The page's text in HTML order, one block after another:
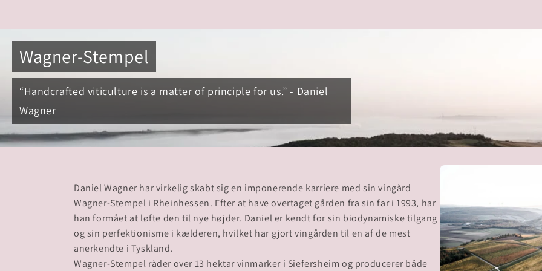
Wagner-Stempel
“Handcrafted viticulture is a matter of principle for us.” - Daniel
Wagner
Daniel Wagner har virkelig skabt sig en imponerende karriere med sin vingård
Wagner-Stempel i Rheinhessen. Efter at have overtaget gården fra sin far i 1993, har
han formået at løfte den til nye højder. Daniel er kendt for sin biodynamiske tilgang
og sin perfektionisme i kælderen, hvilket har gjort vingården til en af de mest
anerkendte i Tyskland.
Wagner-Stempel råder over 13 hektar vinmarker i Siefersheim og producerer både